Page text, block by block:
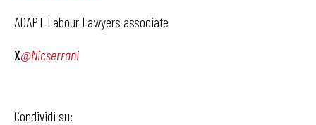
ADAPT Labour Lawyers associate
X@Nicserrani
Condividi su: